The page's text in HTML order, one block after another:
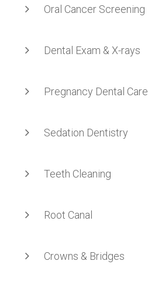
Oral Cancer Screening
Dental Exam & X-rays
Pregnancy Dental Care
Sedation Dentistry
Teeth Cleaning
Root Canal
Crowns & Bridges